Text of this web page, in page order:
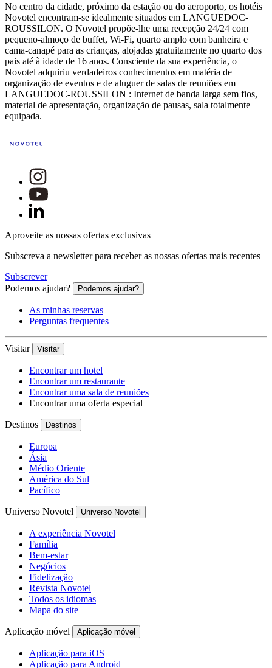
No centro da cidade, próximo da estação ou do aeroporto, os hotéis
Novotel encontram-se idealmente situados em LANGUEDOC-
ROUSSILON. O Novotel propõe-lhe uma recepção 24/24 com
pequeno-almoço de buffet, Wi-Fi, quarto amplo com banheira e
cama-canapé para as crianças, alojadas gratuitamente no quarto dos
pais até à idade de 16 anos. Consciente da sua experiência, o
Novotel adquiriu verdadeiros conhecimentos em matéria de
organização de eventos e de aluguer de salas de reuniões em
LANGUEDOC-ROUSSILON : Internet de banda larga sem fios,
material de apresentação, organização de pausas, sala totalmente
equipada.
Aproveite as nossas ofertas exclusivas
Subscreva a newsletter para receber as nossas ofertas mais recentes
Subscrever
Podemos ajudar?
Podemos ajudar?
As minhas reservas
Perguntas frequentes
Visitar Visitar
Encontrar um hotel
Encontrar um restaurante
Encontrar uma sala de reuniões
Encontrar uma oferta especial
Destinos Destinos
Europa
Ásia
Médio Oriente
América do Sul
Pacífico
Universo Novotel Universo Novotel
A experiência Novotel
Família
Bem-estar
Negócios
Fidelização
Revista Novotel
Todos os idiomas
Mapa do site
Aplicação móvel Aplicação móvel
Aplicação para iOS
Aplicação para Android